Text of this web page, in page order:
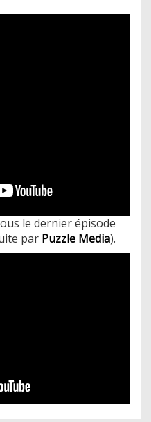
le dernier épisode
par Puzzle Media).